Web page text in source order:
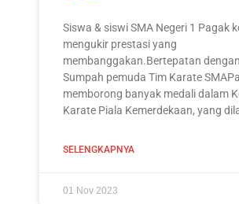
Siswa & siswi SMA Negeri 1 Pagak
mengukir prestasi yang
membanggakan.Bertepatan
Sumpah pemuda Tim Karate SMAPa
memborong banyak medali dalam
Karate Piala Kemerdekaan, yang
SELENGKAPNYA
01 Nov 2023